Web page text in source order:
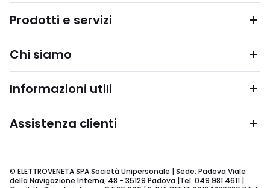
Prodotti e servizi
Chi siamo
Informazioni utili
Assistenza clienti
© ELETTROVENETA SPA Società Unipersonale | Sede: Padova Viale
della Navigazione Interna, 48 - 35129 Padova |Tel. 049 981 4611 |